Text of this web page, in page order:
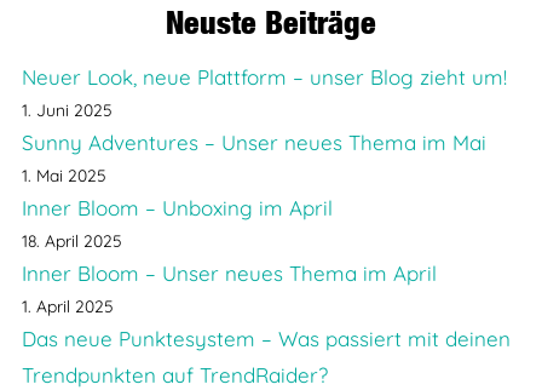
Neuste Beiträge
Neuer Look, neue Plattform – unser Blog zieht um!
1. Juni 2025
Sunny Adventures – Unser neues Thema im Mai
1. Mai 2025
Inner Bloom – Unboxing im April
18. April 2025
Inner Bloom – Unser neues Thema im April
1. April 2025
Das neue Punktesystem – Was passiert mit deinen
Trendpunkten auf TrendRaider?